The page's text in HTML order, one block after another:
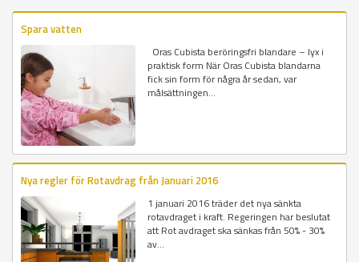
Spara vatten
Oras Cubista beröringsfri blandare – lyx i
praktisk form När Oras Cubista blandarna
fick sin form för några år sedan, var
målsättningen...
Nya regler för Rotavdrag från Januari 2016
1 januari 2016 träder det nya sänkta
rotavdraget i kraft. Regeringen har beslutat
att Rot avdraget ska sänkas från 50% - 30%
av...